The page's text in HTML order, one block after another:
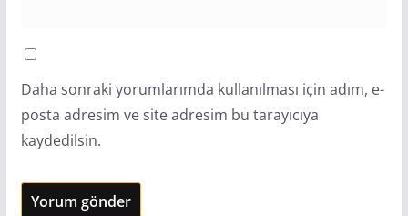
Daha sonraki yorumlarımda kullanılması için adım, e-
posta adresim ve site adresim bu tarayıcıya
kaydedilsin.